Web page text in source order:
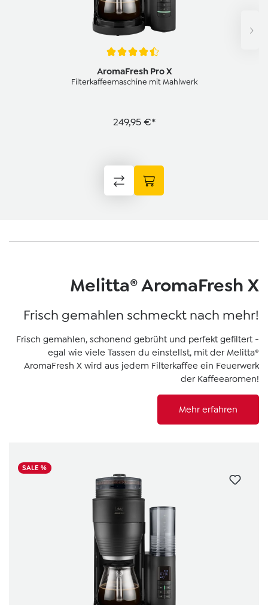
AromaFresh Pro X
Filterkaffeemaschine mit Mahlwerk
249,95 €*
Melitta® AromaFresh X
Frisch gemahlen schmeckt nach mehr!
Frisch gemahlen, schonend gebrüht und perfekt gefiltert -
egal wie viele Tassen du einstellst, mit der Melitta®
AromaFresh X wird aus jedem Filterkaffee ein Feuerwerk
der Kaffeearomen!
Mehr erfahren
SALE %